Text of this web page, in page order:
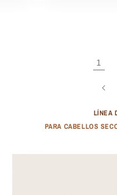
1
LÍNEA
PARA CABELLOS